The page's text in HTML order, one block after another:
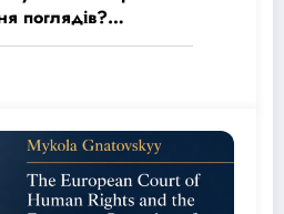
поглядів?
провадження
адвокатів Юрія